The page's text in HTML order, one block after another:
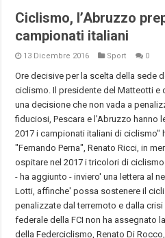
Ciclismo, l’Abruzzo
campionati italiani
13 Dicembre 2016 Sport 0
Ore decisive per la scelta della sede
ciclismo . Il presidente del Matteotti
una decisione che non vada a
fiduciosi,Pescara e l'Abruzzo hanno
2017 i campionati italiani di ciclismo"
"Fernando Perna", Renato Ricci, in
ospitare nel 2017 i tricolori di
- ha aggiunto - inviero' una lettera al
Lotti, affinche' possa sostenere il
penalizzate dal terremoto e dalla
federale della FCI non ha assegnato
della Federciclismo, Renato Di